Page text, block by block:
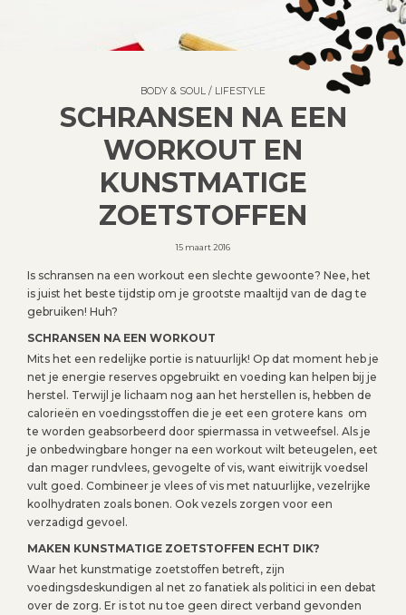
BODY & SOUL / LIFESTYLE
SCHRANSEN NA EEN
WORKOUT EN
KUNSTMATIGE
ZOETSTOFFEN
15 maart 2016
Is schransen na een workout een slechte gewoonte? Nee, het
is juist het beste tijdstip om je grootste maaltijd van de dag te
gebruiken! Huh?
SCHRANSEN NA EEN WORKOUT
Mits het een redelijke portie is natuurlijk! Op dat moment heb je
net je energie reserves opgebruikt en voeding kan helpen bij je
herstel. Terwijl je lichaam nog aan het herstellen is, hebben de
calorieën en voedingsstoffen die je eet een grotere kans om
te worden geabsorbeerd door spiermassa in vetweefsel. Als je
je onbedwingbare honger na een workout wilt beteugelen, eet
dan mager rundvlees, gevogelte of vis, want eiwitrijk voedsel
vult goed. Combineer je vlees of vis met natuurlijke, vezelrijke
koolhydraten zoals bonen. Ook vezels zorgen voor een
verzadigd gevoel.
MAKEN KUNSTMATIGE ZOETSTOFFEN ECHT DIK?
Waar het kunstmatige zoetstoffen betreft, zijn
voedingsdeskundigen al net zo fanatiek als politici in een debat
over de zorg. Er is tot nu toe geen direct verband gevonden